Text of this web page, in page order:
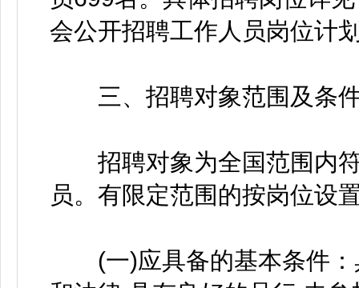
会公开招聘工作人员岗位计
三、招聘对象范围及条
招聘对象为全国范围内符
员。有限定范围的按岗位设
(一)应具备的基本条件：